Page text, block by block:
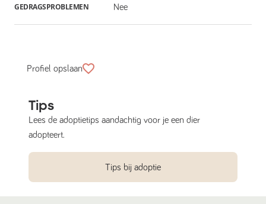
GEDRAGSPROBLEMEN Nee
Profiel opslaan
Tips
Lees de adoptietips aandachtig voor je een dier
adopteert.
Tips bij adoptie